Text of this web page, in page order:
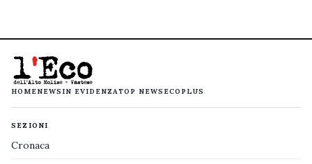
HOMENEWS IN EVIDENZATOP NEWS ECOPLUS
SEZIONI
Cronaca